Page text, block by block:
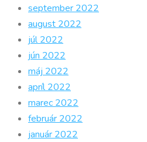
september 2022
august 2022
júl 2022
jún 2022
máj 2022
apríl 2022
marec 2022
február 2022
január 2022